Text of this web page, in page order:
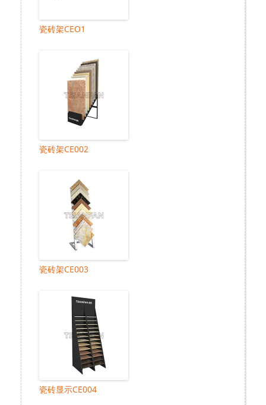
瓷砖架CEO1
瓷砖架CE002
瓷砖架CE003
瓷砖显示CE004